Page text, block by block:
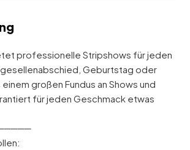
professionelle Stripshows für jeden
Geburtstag oder
großen Fundus an Shows und
für jeden Geschmack etwas